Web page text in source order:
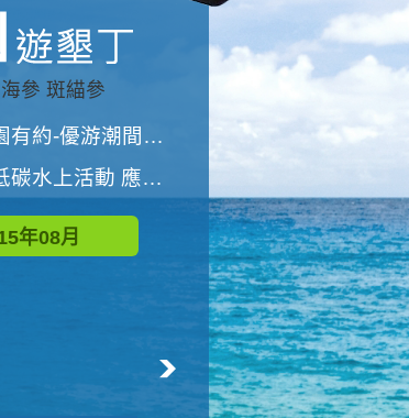
-優游潮間探險者
動 應屆畢業生限額免費參加
年08月
世界地球清潔日 墾管處辦理「2026年墾丁國家公園沙灘淨灘活動
115年09月